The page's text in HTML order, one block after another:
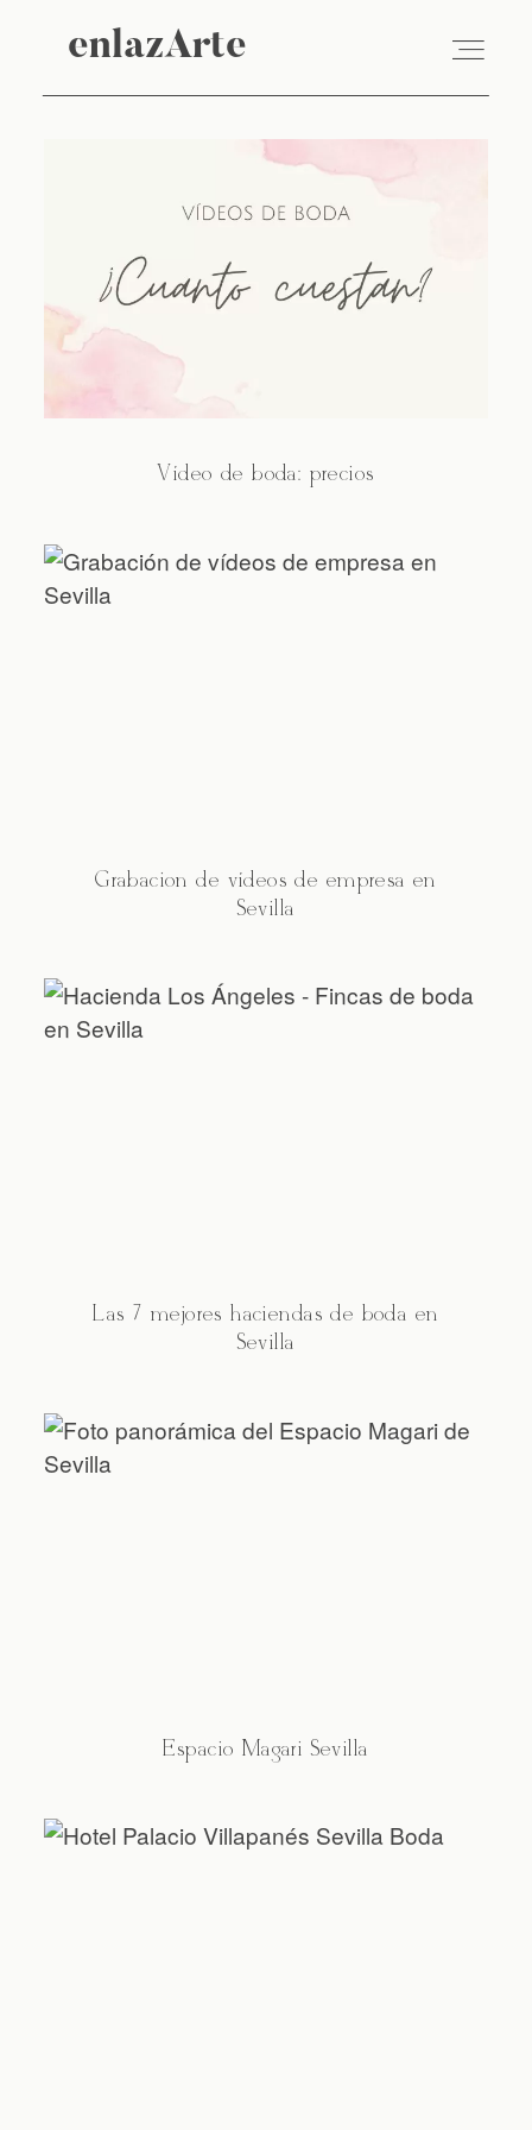
enlazArte
enlazArte
EMPRESAS
CONTACTO
Vídeo de boda: precios
Grabación de vídeos de empresa en
Sevilla
Las 7 mejores haciendas de boda en
Sevilla
Espacio Magari Sevilla